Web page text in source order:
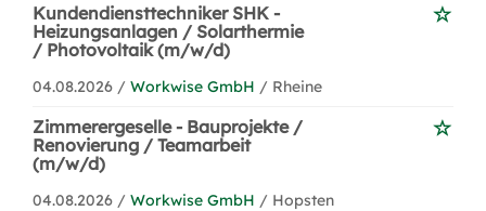
Kundendiensttechniker SHK -
Heizungsanlagen / Solarthermie
/ Photovoltaik (m/w/d)
04.08.2026 / Workwise GmbH / Rheine
Zimmerergeselle - Bauprojekte /
Renovierung / Teamarbeit
(m/w/d)
04.08.2026 / Workwise GmbH / Hopsten